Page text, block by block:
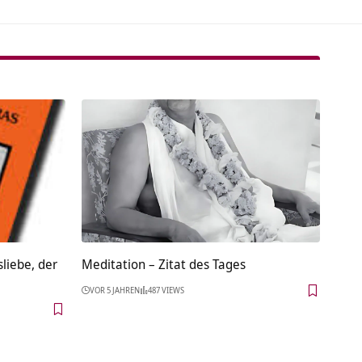
der
Meditation – Zitat des Tages
VOR 5 JAHREN 487 VIEWS